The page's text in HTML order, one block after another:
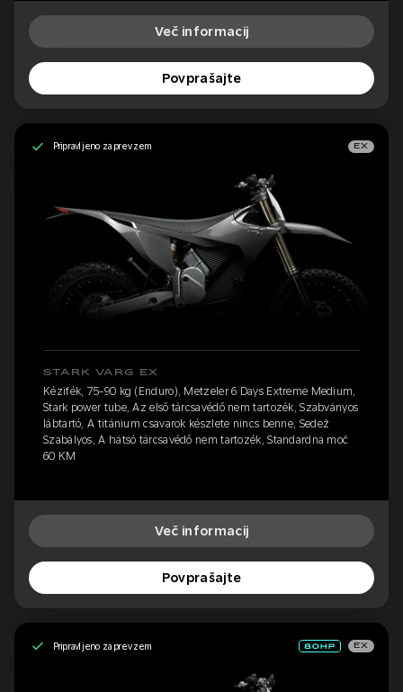
Več informacij
Povprašajte
Pripravljeno za prevzem EX
STARK VARG EX
Kézifék, 75-90 kg (Enduro), Metzeler 6 Days Extreme Medium,
Stark power tube, Az első tárcsavédő nem tartozék, Szabványos
lábtartó, A titánium csavarok készlete nincs benne, Sedež
Szabályos, A hátsó tárcsavédő nem tartozék, Standardna moč
60 KM
Več informacij
Povprašajte
Pripravljeno za prevzem EX